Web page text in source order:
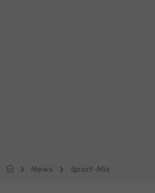
News Sport-Mix